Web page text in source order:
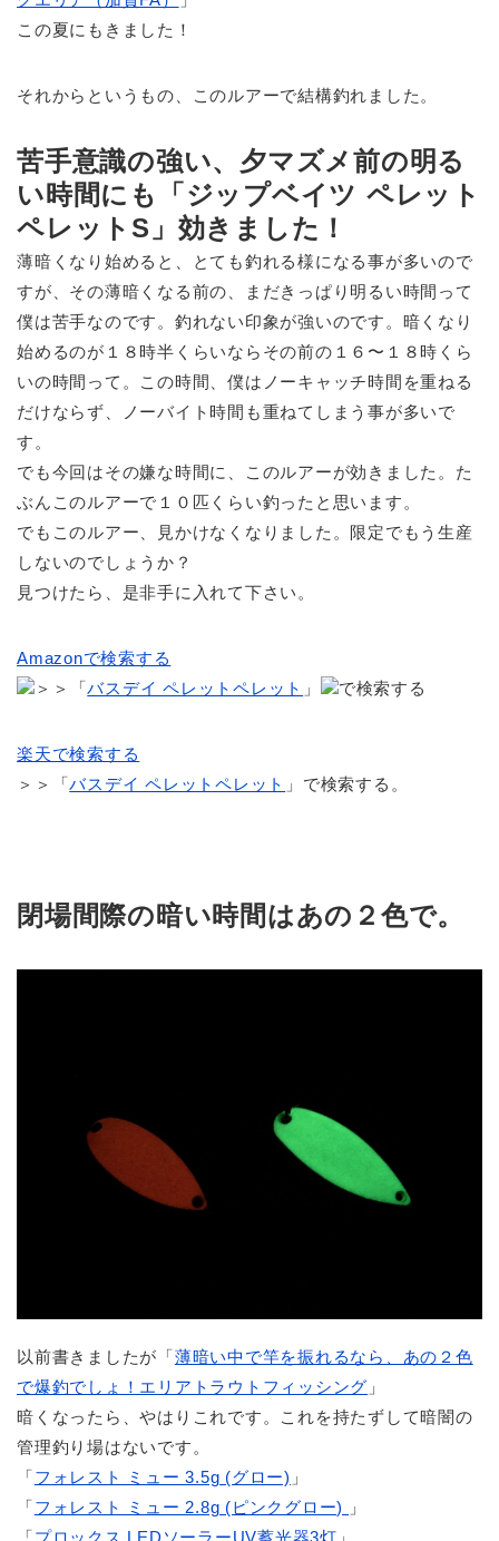
この夏にもきました！
それからというもの、このルアーで結構釣れました。
苦手意識の強い、夕マズメ前の明る
い時間にも「ジップベイツ ペレット
ペレットS」効きました！
薄暗くなり始めると、とても釣れる様になる事が多いので
すが、その薄暗くなる前の、まだきっぱり明るい時間って
僕は苦手なのです。釣れない印象が強いのです。暗くなり
始めるのが１８時半くらいならその前の１６〜１８時くら
いの時間って。この時間、僕はノーキャッチ時間を重ねる
だけならず、ノーバイト時間も重ねてしまう事が多いで
す。
でも今回はその嫌な時間に、このルアーが効きました。た
ぶんこのルアーで１０匹くらい釣ったと思います。
でもこのルアー、見かけなくなりました。限定でもう生産
しないのでしょうか？
見つけたら、是非手に入れて下さい。
Amazonで検索する
＞＞「バスデイ ペレットペレット 」 で検索する
楽天で検索する
＞＞「バスデイ ペレットペレット 」で検索する。
閉場間際の暗い時間はあの２色で。
以前書きましたが「薄暗い中で竿を振れるなら、あの２色
で爆釣でしょ！エリアトラウトフィッシング 」
暗くなったら、やはりこれです。これを持たずして暗闇の
管理釣り場はないです。
「フォレスト ミュー 3.5g (グロー) 」
「フォレスト ミュー 2.8g (ピンクグロー)
」
「プロックス LEDソーラーUV蓄光器3灯 」